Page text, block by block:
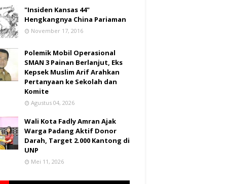
"Insiden Kansas 44"
Hengkangnya China Pariaman
November 17, 2016
Polemik Mobil Operasional
SMAN 3 Painan Berlanjut, Eks
Kepsek Muslim Arif Arahkan
Pertanyaan ke Sekolah dan
Komite
Agustus 04, 2026
Wali Kota Fadly Amran Ajak
Warga Padang Aktif Donor
Darah, Target 2.000 Kantong di
UNP
Mei 11, 2026